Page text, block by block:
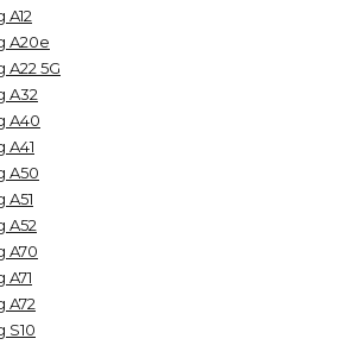
A12
A20e
A22 5G
A32
A40
A41
A50
A51
A52
A70
A71
A72
S10